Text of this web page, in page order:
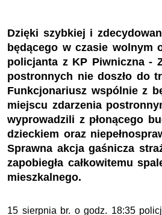
Dzięki szybkiej i
będącego w czasie wolnym
policjanta z KP Piwniczna -
postronnych nie doszło do
Funkcjonariusz wspólnie z
miejscu zdarzenia
wyprowadzili z płonącego
dzieckiem oraz
Sprawna akcja gaśnicza
zapobiegła całkowitemu
mieszkalnego.
15 sierpnia br. o godz. 18:35